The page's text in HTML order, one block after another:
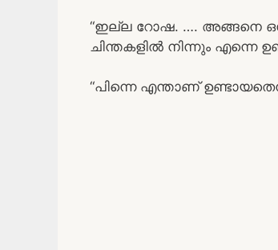
“ഇല്ല റോഷ. …. അങ്ങനെ
ചിന്തകളിൽ നിന്നും എന്നെ
“പിന്നെ എന്താണ്